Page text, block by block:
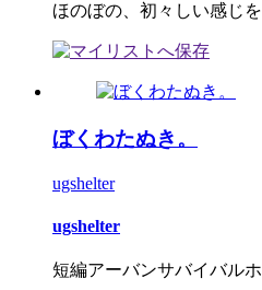
ほのぼの、初々しい感じ
ぼくわたぬき。
ugshelter
ugshelter
短編アーバンサバイバル